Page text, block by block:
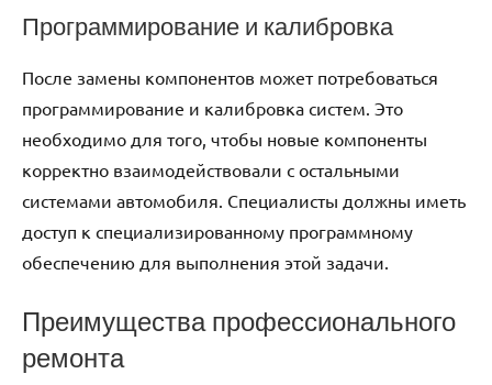
Программирование и калибровка
После замены компонентов может потребоваться
программирование и калибровка систем. Это
необходимо для того, чтобы новые компоненты
корректно взаимодействовали с остальными
системами автомобиля. Специалисты должны иметь
доступ к специализированному программному
обеспечению для выполнения этой задачи.
Преимущества профессионального
ремонта